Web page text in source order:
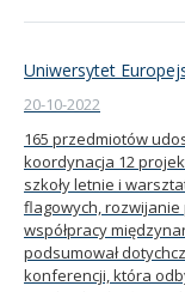
Uniwersytet
20-10-2022
165 przedmiotów
koordynacja 12
szkoły letnie i
flagowych,
współpracy
podsumował
konferencji, która